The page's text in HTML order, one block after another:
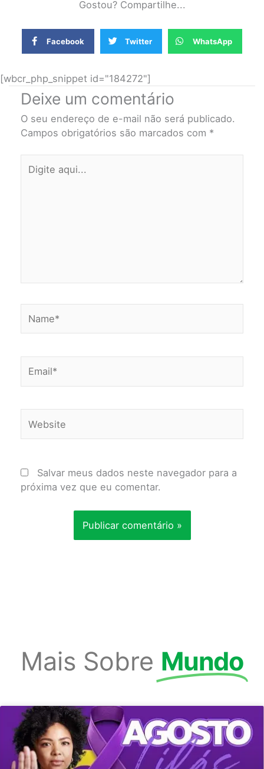
Gostou? Compartilhe...
Facebook Twitter WhatsApp
[wbcr_php_snippet id="184272"]
Deixe um comentário
O seu endereço de e-mail não será publicado.
Campos obrigatórios são marcados com *
aqui...
Salvar meus dados neste navegador para a
próxima vez que eu comentar.
Mais Sobre Mundo